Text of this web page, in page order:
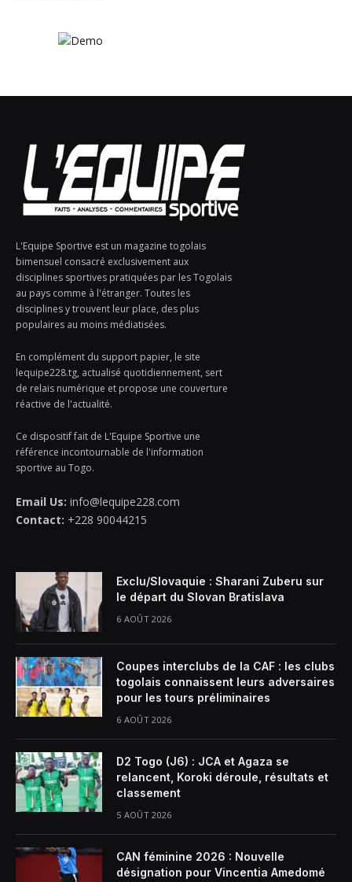
L'Equipe Sportive est un magazine togolais
bimensuel consacré exclusivement aux
disciplines sportives pratiquées par les Togolais
au pays comme à l'étranger. Toutes les
disciplines y trouvent leur place, des plus
populaires au moins médiatisées.
En complément du support papier, le site
lequipe228.tg, actualisé quotidiennement, sert
de relais numérique et propose une couverture
réactive de l'actualité.
Ce dispositif fait de L'Equipe Sportive une
référence incontournable de l'information
sportive au Togo.
Email Us: info@lequipe228.com
Contact: +228 90044215
Exclu/Slovaquie : Sharani Zuberu sur
le départ du Slovan Bratislava
6 AOÛT 2026
Coupes interclubs de la CAF : les clubs
togolais connaissent leurs adversaires
pour les tours préliminaires
6 AOÛT 2026
D2 Togo (J6) : JCA et Agaza se
relancent, Koroki déroule, résultats et
classement
5 AOÛT 2026
CAN féminine 2026 : Nouvelle
désignation pour Vincentia Amedomé